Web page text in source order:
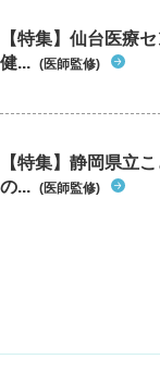
【特集】仙台医療
健... (医師監修)
【特集】静岡県立
の... (医師監修)